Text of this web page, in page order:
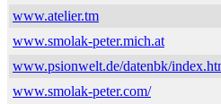
www.atelier.tm
www.smolak-peter.mich.at
www.psionwelt.de/datenbk/
www.smolak-peter.com/